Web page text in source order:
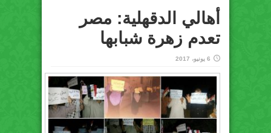
أهالي الدقهلية: مصر
تعدم زهرة شبابها
6 يونيو، 2017